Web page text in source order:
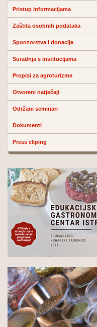
Pristup informacijama
Zaštita osobnih podataka
Sponzorstva i donacije
Suradnja s institucijama
Propisi za agroturizme
Otvoreni natječaji
Održani seminari
Dokumenti
Press cliping